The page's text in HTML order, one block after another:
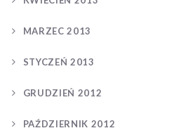
MARZEC 2013
STYCZEŃ 2013
GRUDZIEŃ 2012
PAŹDZIERNIK 2012